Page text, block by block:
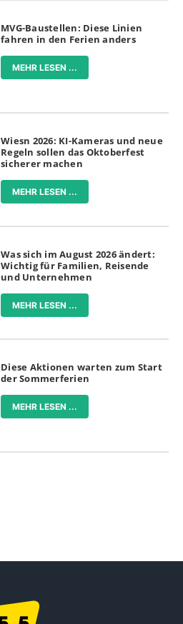
MVG-Baustellen: Diese Linien
fahren in den Ferien anders
MEHR LESEN ...
Wiesn 2026: KI-Kameras und neue
Regeln sollen das Oktoberfest
sicherer machen
MEHR LESEN ...
Was sich im August 2026 ändert:
Wichtig für Familien, Reisende
und Unternehmen
MEHR LESEN ...
Diese Aktionen warten zum Start
der Sommerferien
MEHR LESEN ...